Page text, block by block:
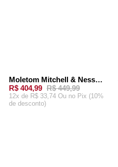
-10%Moletom Mitchell & Ness Masculino Sugar Los Angeles Lakers Rosa Ballet
R$ 404,99 R$ 449,99
12x de R$ 33,74 Ou no Pix (10%
de desconto)